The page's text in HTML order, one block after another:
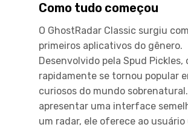
Como tudo começou
O GhostRadar Classic surgiu
primeiros aplicativos do gênero.
Desenvolvido pela Spud Pickles,
rapidamente se tornou popular
curiosos do mundo
apresentar uma interface
um radar, ele oferece ao usuário